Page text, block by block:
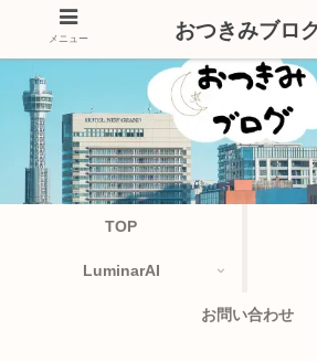
TOP
LuminarAI
お問い合わせ
メニュー おつきみブロ